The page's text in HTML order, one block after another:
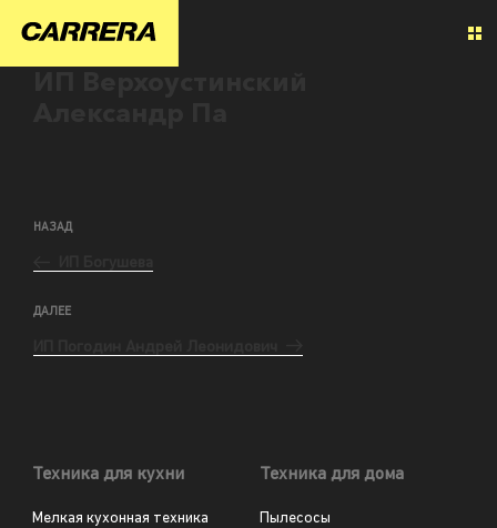
НАЗАД
ДАЛЕЕ
Техника для кухни
Мелкая кухонная техника
Техника для дома
Пылесосы